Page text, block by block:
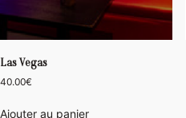
Las Vegas
40.00€
Ajouter au panier